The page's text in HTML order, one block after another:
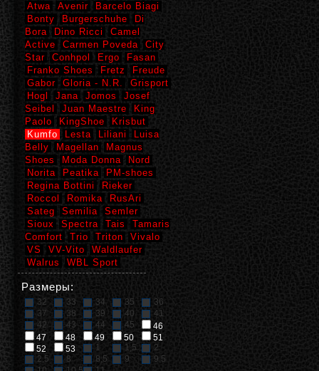
Atwa
Avenir
Barcelo Biagi
Bonty
Burgerschuhe
Di
Bora
Dino Ricci
Camel
Active
Carmen Poveda
City
Star
Conhpol Ergo
Fasan
Franko Shoes
Fretz
Freude
Gabor
Gloria - N.R.
Grisport
Hogl
Jana Jomos
Josef
Seibel
Juan Maestre
King
Paolo
KingShoe
Krisbut
Kumfo
Lesta Liliani
Luisa
Belly
Magellan
Magnus
Shoes
Moda Donna
Nord
Norita
Peatika
PM-shoes
Regina Bottini
Rieker
Roccol
Romika
RusAri
Sateg
Semilia
Semler
Sioux
Spectra Tais
Tamaris
Comfort
Trio Triton
Vivalo
VS
VV-Vito
Waldlaufer
Walrus
WBL Sport
Размеры:
32 33 34 35
36
37
38 39 40
41
42
43 44 45
46
47
48 49 50
51
52
53 1 1,5
2
2,5
8 8,5 9
9,5